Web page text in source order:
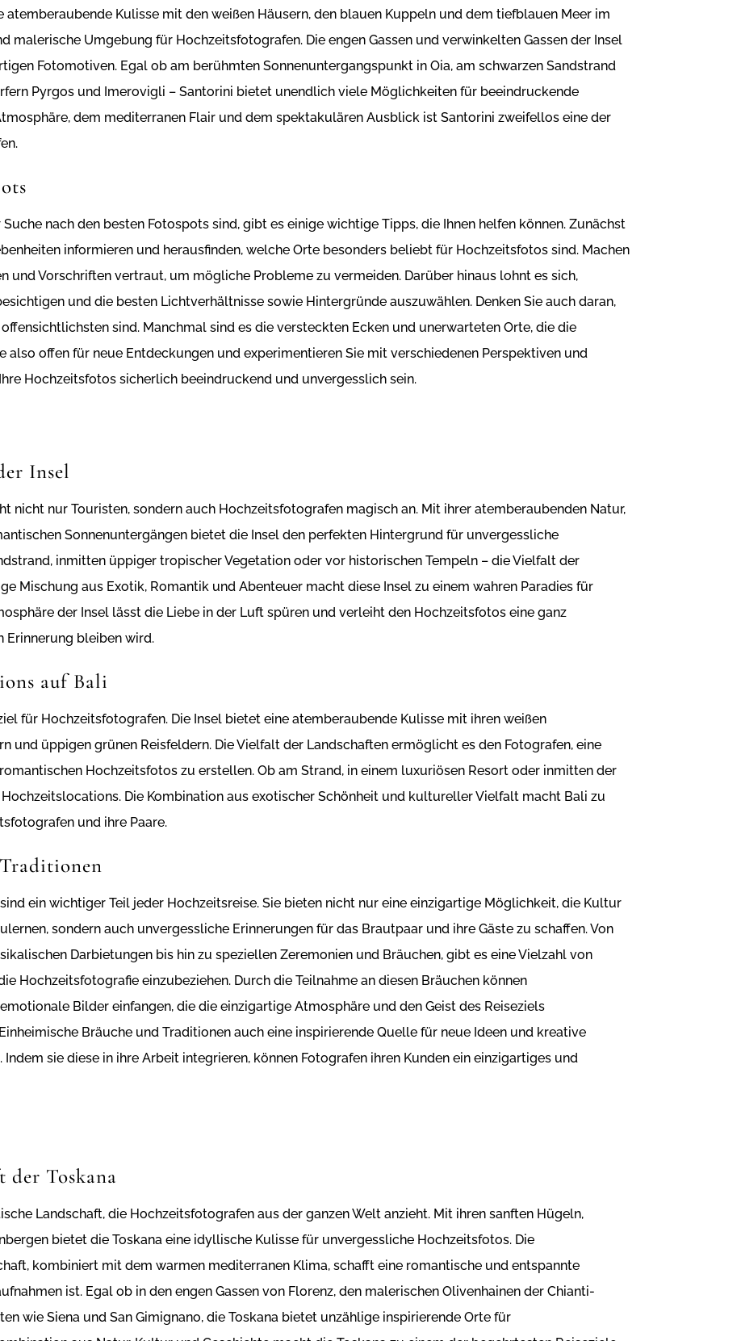
atemberaubende Kulisse mit den weißen Häusern, den blauen Kuppeln und dem tiefblauen Meer im
malerische Umgebung für Hochzeitsfotografen. Die engen Gassen und verwinkelten Gassen der Insel
Fotomotiven. Egal ob am berühmten Sonnenuntergangspunkt in Oia, am schwarzen Sandstrand
Pyrgos und Imerovigli – Santorini bietet unendlich viele Möglichkeiten für beeindruckende
dem mediterranen Flair und dem spektakulären Ausblick ist Santorini zweifellos eine der
nach den besten Fotospots sind, gibt es einige wichtige Tipps, die Ihnen helfen können. Zunächst
informieren und herausfinden, welche Orte besonders beliebt für Hochzeitsfotos sind. Machen
und Vorschriften vertraut, um mögliche Probleme zu vermeiden. Darüber hinaus lohnt es sich,
und die besten Lichtverhältnisse sowie Hintergründe auszuwählen. Denken Sie auch daran,
sind. Manchmal sind es die versteckten Ecken und unerwarteten Orte, die die
also offen für neue Entdeckungen und experimentieren Sie mit verschiedenen Perspektiven und
Hochzeitsfotos sicherlich beeindruckend und unvergesslich sein.
Insel
nicht nur Touristen, sondern auch Hochzeitsfotografen magisch an. Mit ihrer atemberaubenden Natur,
Sonnenuntergängen bietet die Insel den perfekten Hintergrund für unvergessliche
inmitten üppiger tropischer Vegetation oder vor historischen Tempeln – die Vielfalt der
Mischung aus Exotik, Romantik und Abenteuer macht diese Insel zu einem wahren Paradies für
der Insel lässt die Liebe in der Luft spüren und verleiht den Hochzeitsfotos eine ganz
Erinnerung bleiben wird.
auf Bali
für Hochzeitsfotografen. Die Insel bietet eine atemberaubende Kulisse mit ihren weißen
und üppigen grünen Reisfeldern. Die Vielfalt der Landschaften ermöglicht es den Fotografen, eine
Hochzeitsfotos zu erstellen. Ob am Strand, in einem luxuriösen Resort oder inmitten der
Die Kombination aus exotischer Schönheit und kultureller Vielfalt macht Bali zu
und ihre Paare.
ein wichtiger Teil jeder Hochzeitsreise. Sie bieten nicht nur eine einzigartige Möglichkeit, die Kultur
sondern auch unvergessliche Erinnerungen für das Brautpaar und ihre Gäste zu schaffen. Von
Darbietungen bis hin zu speziellen Zeremonien und Bräuchen, gibt es eine Vielzahl von
Hochzeitsfotografie einzubeziehen. Durch die Teilnahme an diesen Bräuchen können
Bilder einfangen, die die einzigartige Atmosphäre und den Geist des Reiseziels
Bräuche und Traditionen auch eine inspirierende Quelle für neue Ideen und kreative
sie diese in ihre Arbeit integrieren, können Fotografen ihren Kunden ein einzigartiges und
der Toskana
Landschaft, die Hochzeitsfotografen aus der ganzen Welt anzieht. Mit ihren sanften Hügeln,
bietet die Toskana eine idyllische Kulisse für unvergessliche Hochzeitsfotos. Die
kombiniert mit dem warmen mediterranen Klima, schafft eine romantische und entspannte
ist. Egal ob in den engen Gassen von Florenz, den malerischen Olivenhainen der Chianti-
wie Siena und San Gimignano, die Toskana bietet unzählige inspirierende Orte für